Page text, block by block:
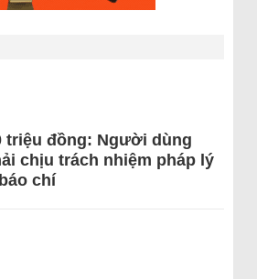
triệu đồng: Người dùng
chịu trách nhiệm pháp lý
chí